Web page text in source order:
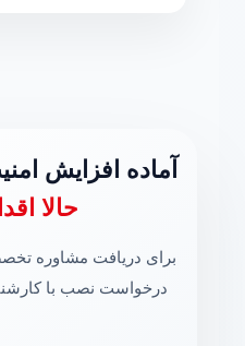
آماده افزایش
حالا
برای دریافت مشاوره
درخواست نصب با